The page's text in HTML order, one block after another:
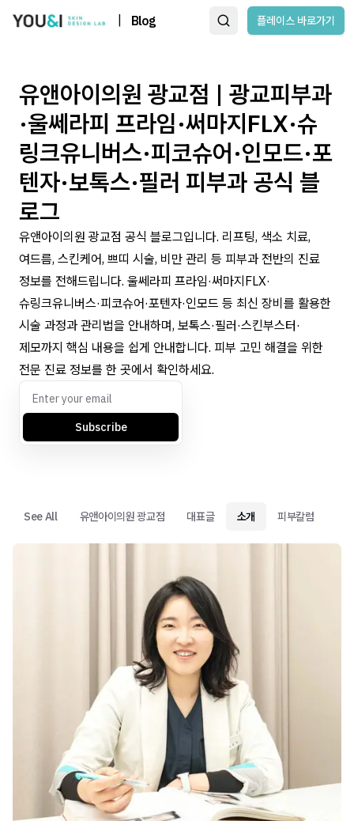
Blog 플레이스 바로가기
유앤아이의원 광교점 | 광교피부과
·울쎄라피 프라임·써마지FLX·슈
링크유니버스·피코슈어·인모드·포
텐자·보톡스·필러 피부과 공식 블
로그
유앤아이의원 광교점 공식 블로그입니다. 리프팅, 색소 치료,
여드름, 스킨케어, 쁘띠 시술, 비만 관리 등 피부과 전반의 진료
정보를 전해드립니다. 울쎄라피 프라임·써마지FLX·
슈링크유니버스·피코슈어·포텐자·인모드 등 최신 장비를 활용한
시술 과정과 관리법을 안내하며, 보톡스·필러·스킨부스터·
제모까지 핵심 내용을 쉽게 안내합니다. 피부 고민 해결을 위한
전문 진료 정보를 한 곳에서 확인하세요.
Subscribe
See All 유앤아이의원 광교점 대표글 소개 피부칼럼